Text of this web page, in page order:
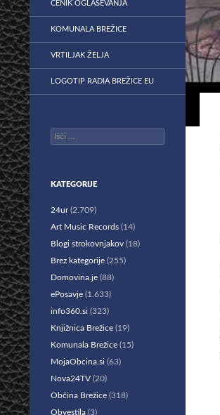
CENIK OGLAŠEVANJA
KOMUNALA BREŽICE
VRTILJAK ŽELJA
LOGOTIP RADIA BREŽICE EU
Išči:
KATEGORIJE
24ur(2.709)
Art Music Records (14)
Blogi strokovnjakov (18)
Brez kategorije (255)
Domovina.je (88)
ePosavje (1.633)
info360.si (323)
Knjižnica Brežice (19)
Komunala Brežice (15)
MojaObcina.si (63)
Nova24TV (20)
Občina Brežice (318)
Obvestila (3)